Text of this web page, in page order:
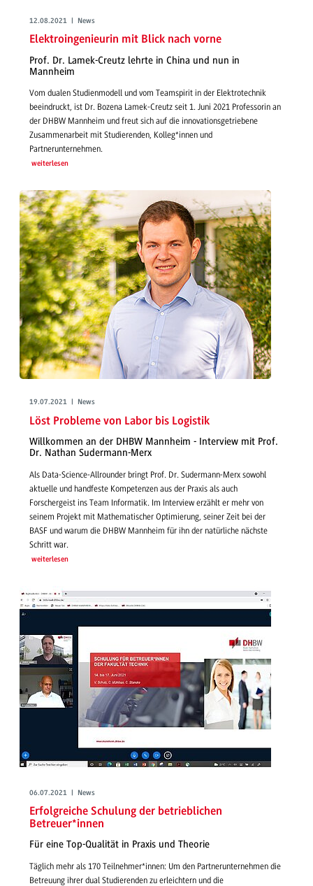
12.08.2021 | News
Elektroingenieurin mit Blick nach vorne
Prof. Dr. Lamek-Creutz lehrte in China und nun in
Mannheim
Vom dualen Studienmodell und vom Teamspirit in der Elektrotechnik
beeindruckt, ist Dr. Bozena Lamek-Creutz seit 1. Juni 2021 Professorin an
der DHBW Mannheim und freut sich auf die innovationsgetriebene
Zusammenarbeit mit Studierenden, Kolleg*innen und
Partnerunternehmen.
weiterlesen
19.07.2021 | News
Löst Probleme von Labor bis Logistik
Willkommen an der DHBW Mannheim - Interview mit Prof.
Dr. Nathan Sudermann-Merx
Als Data-Science-Allrounder bringt Prof. Dr. Sudermann-Merx sowohl
aktuelle und handfeste Kompetenzen aus der Praxis als auch
Forschergeist ins Team Informatik. Im Interview erzählt er mehr von
seinem Projekt mit Mathematischer Optimierung, seiner Zeit bei der
BASF und warum die DHBW Mannheim für ihn der natürliche nächste
Schritt war.
weiterlesen
06.07.2021 | News
Erfolgreiche Schulung der betrieblichen
Betreuer*innen
Für eine Top-Qualität in Praxis und Theorie
Täglich mehr als 170 Teilnehmer*innen: Um den Partnerunternehmen die
Betreuung ihrer dual Studierenden zu erleichtern und die